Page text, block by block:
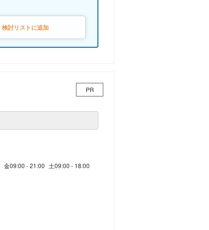
検討リストに追加
PR
金09:00 - 21:00 土09:00 - 18:00